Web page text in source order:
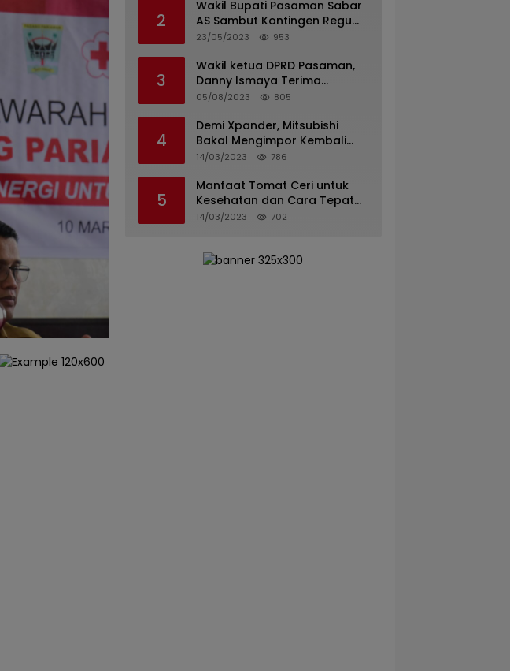
2
Wakil Bupati Pasaman Sabar
AS Sambut Kontingen Regu
Pramuka Kwarcab Pasaman
23/05/2023 953
3
Wakil ketua DPRD Pasaman,
Danny Ismaya Terima
Kunjungan Mahasiswa KKN
05/08/2023 805
4
Demi Xpander, Mitsubishi
Bakal Mengimpor Kembali
Pajero Sport
14/03/2023 786
5
Manfaat Tomat Ceri untuk
Kesehatan dan Cara Tepat
Mengonsumsinya
14/03/2023 702